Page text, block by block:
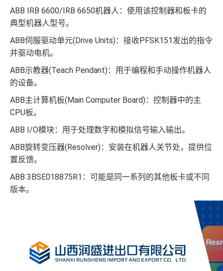
ABB IRB 6600/IRB 6650机器人：使用该控制器和板卡的
典型机器人型号。
ABB伺服驱动单元(Drive Units)：接收PFSK151发出的指令
并驱动电机。
ABB示教器(Teach Pendant)：用于编程和手动操作机器人
的设备。
ABB主计算机板(Main Computer Board)：控制器中的主
CPU板。
ABB I/O模块：用于处理数字和模拟信号输入输出。
ABB旋转变压器(Resolver)：安装在机器人关节处，提供位
置反馈。
ABB 3BSE018875R1：可能是同一系列的其他板卡或不同
版本。